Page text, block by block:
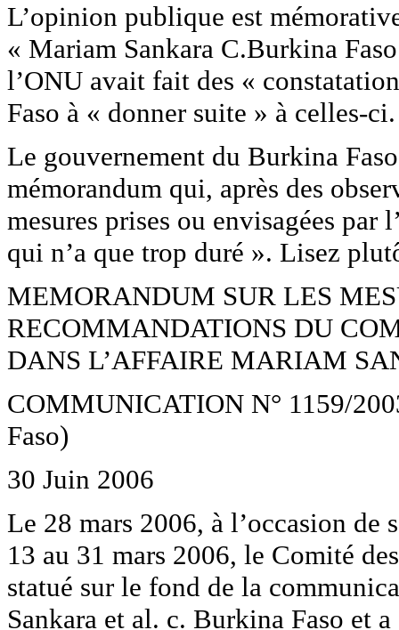
L’opinion publique est
« Mariam Sankara C.Burkina
l’ONU avait fait des «
Faso à « donner suite » à celles-ci.
Le gouvernement du Burkina
mémorandum qui, après des
mesures prises ou envisagées par
qui n’a que trop duré ». Lisez
MEMORANDUM SUR LES
RECOMMANDATIONS DU
DANS L’AFFAIRE MARIAM
COMMUNICATION N° 1159/
Faso)
30 Juin 2006
Le 28 mars 2006, à l’occasion de
13 au 31 mars 2006, le Comité
statué sur le fond de la
Sankara et al. c. Burkina Faso et